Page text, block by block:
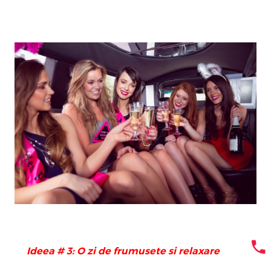
Ideea # 3: O zi de frumusete si relaxare